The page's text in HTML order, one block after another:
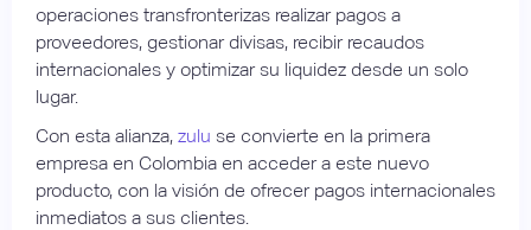
operaciones transfronterizas realizar pagos a
proveedores, gestionar divisas, recibir recaudos
internacionales y optimizar su liquidez desde un solo
lugar.
Con esta alianza, zulu se convierte en la primera
empresa en Colombia en acceder a este nuevo
producto, con la visión de ofrecer pagos internacionales
inmediatos a sus clientes.